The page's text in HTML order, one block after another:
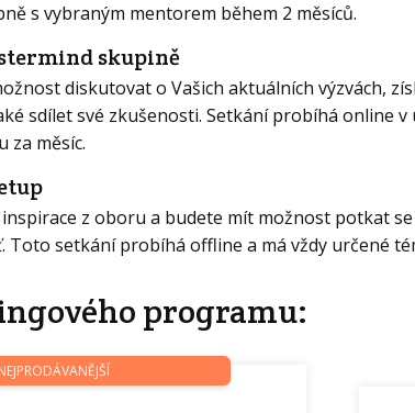
s vybraným mentorem během 2 měsíců.
skupině
diskutovat o Vašich aktuálních výzvách,
sdílet své zkušenosti. Setkání probíhá online
za měsíc.
z oboru a budete mít možnost potkat
Toto setkání probíhá offline a má vždy určené
programu: